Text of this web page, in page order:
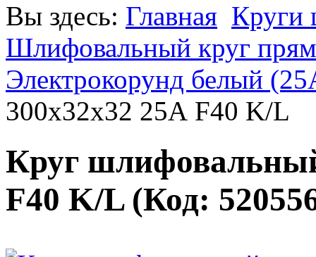
Вы здесь: Главная Круги
Шлифовальный круг
Электрокорунд белый
300х32х32 25А F40 K/L
Круг
F40 K/L (Код: